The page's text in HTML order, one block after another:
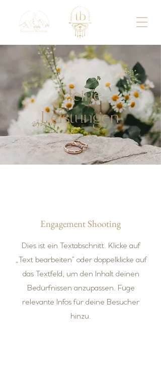
Meine
Leistungen
Engagement Shooting
Dies ist ein Textabschnitt. Klicke auf
„Text bearbeiten” oder doppelklicke auf
das Textfeld, um den Inhalt deinen
Bedürfnissen anzupassen. Füge
relevante Infos für deine Besucher
hinzu.